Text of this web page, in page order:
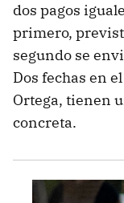
dos pagos
primero,
segundo se
Dos fechas en
Ortega, tienen
concreta.